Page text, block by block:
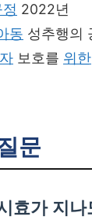
2022년
동 성추행의
보호를 위한
문
효가 지나